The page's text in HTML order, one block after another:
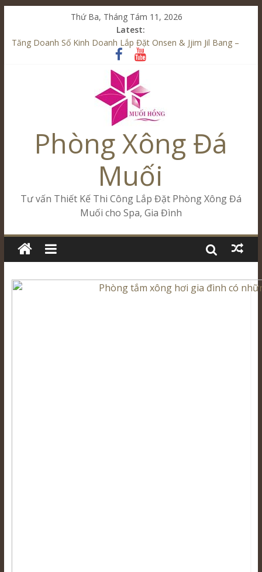
Thứ Ba, Tháng Tám 11, 2026
Latest:
Tăng Doanh Số Kinh Doanh Lắp Đặt Onsen & Jjim Jil Bang –
Từ Spa Trị Liệu Đến Onsen & Jjim Jil Bang – Muối Hồng Group
Khai Trương Cham Riverside Spa – Onsen & JjimJilBang
Cham Riverside Onsen & Jjim Jil Bang Đà Nẵng Muối Hồng
Spa Jjim Jil Bang Kết Hợp Onsen – Kinh Doanh Chuẩn Sao –
Muối Hồng Group
Phòng Xông Đá
Muối
Tư vấn Thiết Kế Thi Công Lắp Đặt Phòng Xông Đá
Muối cho Spa, Gia Đình